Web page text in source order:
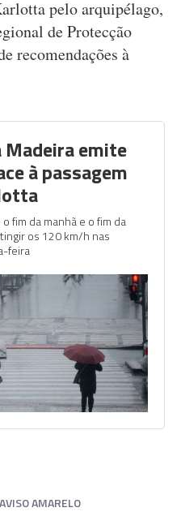
pelo arquipélago,
de Protecção
recomendações à
Madeira emite
à passagem
fim da manhã e o fim da
os 120 km/h nas
feira
AVISO AMARELO